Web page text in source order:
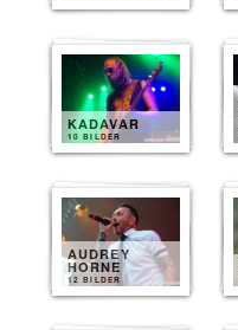
KADAVAR
10 BILDER
AUDREY
HORNE
12 BILDER